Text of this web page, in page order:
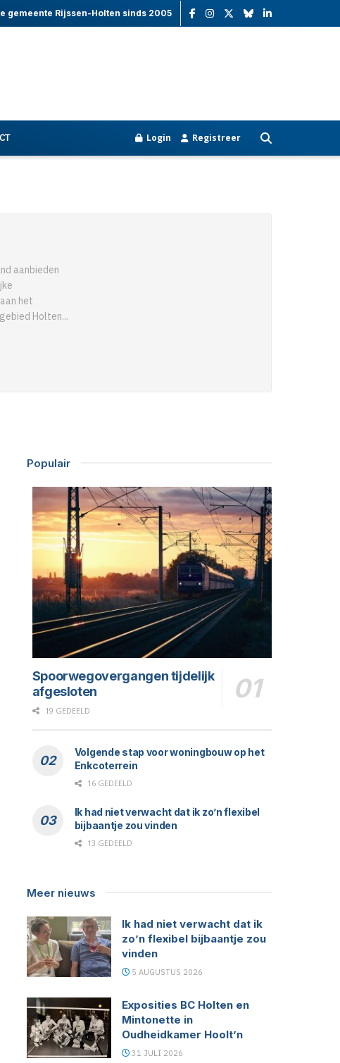
gemeente Rijssen-Holten sinds 2005
Login Registreer
aanbieden
het
Holten...
Populair
Spoorwegovergangen tijdelijk
afgesloten
19 GEDEELD
Volgende stap voor woningbouw op het
Enkcoterrein
16 GEDEELD
Ik had niet verwacht dat ik zo’n flexibel
bijbaantje zou vinden
13 GEDEELD
Meer nieuws
Ik had niet verwacht dat ik
zo’n flexibel bijbaantje zou
vinden
5 AUGUSTUS 2026
Exposities BC Holten en
Mintonette in
Oudheidkamer Hoolt’n
31 JULI 2026